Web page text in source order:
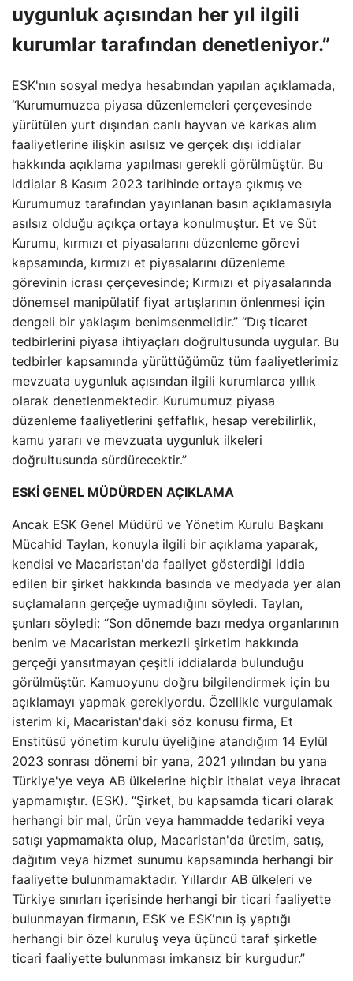
uygunluk açısından her yıl ilgili
kurumlar tarafından denetleniyor.”
ESK'nın sosyal medya hesabından yapılan açıklamada,
“Kurumumuzca piyasa düzenlemeleri çerçevesinde
yürütülen yurt dışından canlı hayvan ve karkas alım
faaliyetlerine ilişkin asılsız ve gerçek dışı iddialar
hakkında açıklama yapılması gerekli görülmüştür. Bu
iddialar 8 Kasım 2023 tarihinde ortaya çıkmış ve
Kurumumuz tarafından yayınlanan basın açıklamasıyla
asılsız olduğu açıkça ortaya konulmuştur. Et ve Süt
Kurumu, kırmızı et piyasalarını düzenleme görevi
kapsamında, kırmızı et piyasalarını düzenleme
görevinin icrası çerçevesinde; Kırmızı et piyasalarında
dönemsel manipülatif fiyat artışlarının önlenmesi için
dengeli bir yaklaşım benimsenmelidir.” “Dış ticaret
tedbirlerini piyasa ihtiyaçları doğrultusunda uygular. Bu
tedbirler kapsamında yürüttüğümüz tüm faaliyetlerimiz
mevzuata uygunluk açısından ilgili kurumlarca yıllık
olarak denetlenmektedir. Kurumumuz piyasa
düzenleme faaliyetlerini şeffaflık, hesap verebilirlik,
kamu yararı ve mevzuata uygunluk ilkeleri
doğrultusunda sürdürecektir.”
ESKİ GENEL MÜDÜRDEN AÇIKLAMA
Ancak ESK Genel Müdürü ve Yönetim Kurulu Başkanı
Mücahid Taylan, konuyla ilgili bir açıklama yaparak,
kendisi ve Macaristan'da faaliyet gösterdiği iddia
edilen bir şirket hakkında basında ve medyada yer alan
suçlamaların gerçeğe uymadığını söyledi. Taylan,
şunları söyledi: “Son dönemde bazı medya organlarının
benim ve Macaristan merkezli şirketim hakkında
gerçeği yansıtmayan çeşitli iddialarda bulunduğu
görülmüştür. Kamuoyunu doğru bilgilendirmek için bu
açıklamayı yapmak gerekiyordu. Özellikle vurgulamak
isterim ki, Macaristan'daki söz konusu firma, Et
Enstitüsü yönetim kurulu üyeliğine atandığım 14 Eylül
2023 sonrası dönemi bir yana, 2021 yılından bu yana
Türkiye'ye veya AB ülkelerine hiçbir ithalat veya ihracat
yapmamıştır. (ESK). “Şirket, bu kapsamda ticari olarak
herhangi bir mal, ürün veya hammadde tedariki veya
satışı yapmamakta olup, Macaristan'da üretim, satış,
dağıtım veya hizmet sunumu kapsamında herhangi bir
faaliyette bulunmamaktadır. Yıllardır AB ülkeleri ve
Türkiye sınırları içerisinde herhangi bir ticari faaliyette
bulunmayan firmanın, ESK ve ESK'nın iş yaptığı
herhangi bir özel kuruluş veya üçüncü taraf şirketle
ticari faaliyette bulunması imkansız bir kurgudur.”